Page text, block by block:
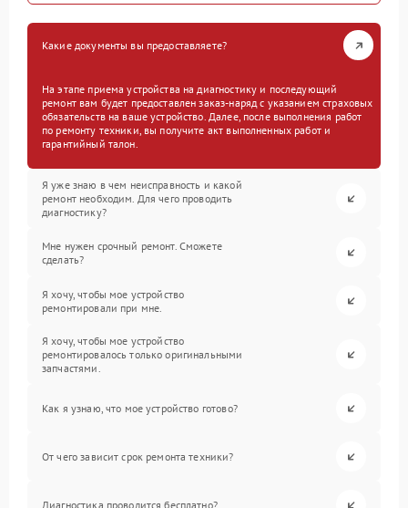
Какие документы вы предоставляете?
На этапе приема устройства на диагностику и последующий
ремонт вам будет предоставлен заказ-наряд с указанием страховых
обязательств на ваше устройство. Далее, после выполнения работ
по ремонту техники, вы получите акт выполненных работ и
гарантийный талон.
Я уже знаю в чем неисправность и какой
ремонт необходим. Для чего проводить
диагностику?
Мне нужен срочный ремонт. Сможете
сделать?
Я хочу, чтобы мое устройство
ремонтировали при мне.
Я хочу, чтобы мое устройство
ремонтировалось только оригинальными
запчастями.
Как я узнаю, что мое устройство готово?
От чего зависит срок ремонта техники?
Диагностика проводится бесплатно?